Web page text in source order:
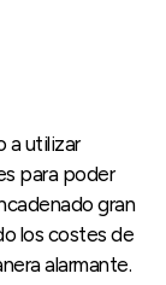
a utilizar
para poder
gran
los costes de
alarmante.